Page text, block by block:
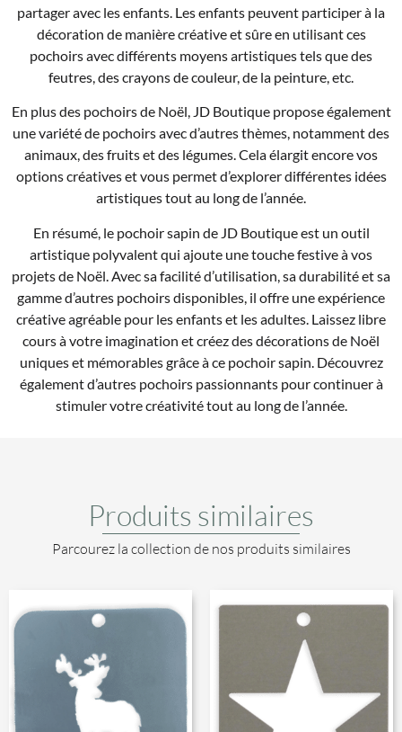
partager avec les enfants. Les enfants peuvent participer à la
décoration de manière créative et sûre en utilisant ces
pochoirs avec différents moyens artistiques tels que des
feutres, des crayons de couleur, de la peinture, etc.
En plus des pochoirs de Noël, JD Boutique propose également
une variété de pochoirs avec d’autres thèmes, notamment des
animaux, des fruits et des légumes. Cela élargit encore vos
options créatives et vous permet d’explorer différentes idées
artistiques tout au long de l’année.
En résumé, le pochoir sapin de JD Boutique est un outil
artistique polyvalent qui ajoute une touche festive à vos
projets de Noël. Avec sa facilité d’utilisation, sa durabilité et sa
gamme d’autres pochoirs disponibles, il offre une expérience
créative agréable pour les enfants et les adultes. Laissez libre
cours à votre imagination et créez des décorations de Noël
uniques et mémorables grâce à ce pochoir sapin. Découvrez
également d’autres pochoirs passionnants pour continuer à
stimuler votre créativité tout au long de l’année.
Produits similaires
Parcourez la collection de nos produits similaires